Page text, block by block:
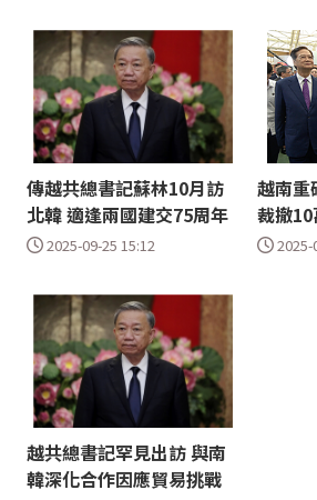
傳越共總書記蘇林10月訪
北韓 適逢兩國建交75周年
2025-09-25 15:12
越南重
裁撤
2025-
越共總書記罕見出訪 與南
韓深化合作因應貿易挑戰